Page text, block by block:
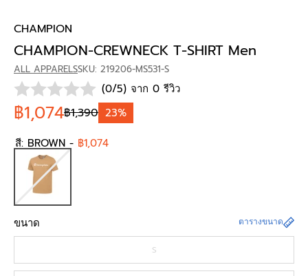
CHAMPION
CHAMPION-CREWNECK T-SHIRT Men
ALL APPARELSSKU: 219206-MS531-S
(0/5) จาก 0 รีวิว
฿1,074฿1,390 23%
สี: BROWN - ฿1,074
ขนาด ตารางขนาด
S